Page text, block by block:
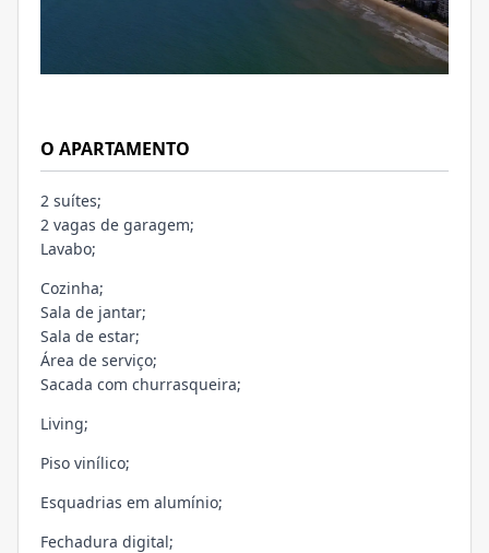
O APARTAMENTO
2 suítes;
2 vagas de garagem;
Lavabo;
Cozinha;
Sala de jantar;
Sala de estar;
Área de serviço;
Sacada com churrasqueira;
Living;
Piso vinílico;
Esquadrias em alumínio;
Fechadura digital;